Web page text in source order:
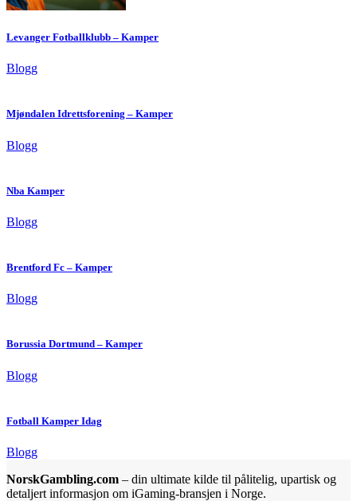
Levanger Fotballklubb – Kamper
Blogg
Mjøndalen Idrettsforening – Kamper
Blogg
Nba Kamper
Blogg
Brentford Fc – Kamper
Blogg
Borussia Dortmund – Kamper
Blogg
Fotball Kamper Idag
Blogg
NorskGambling.com – din ultimate kilde til pålitelig, upartisk og
detaljert informasjon om iGaming-bransjen i Norge.